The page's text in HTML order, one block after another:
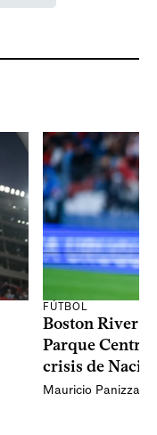
FÚTBOL
Boston River
Parque
crisis de
Mauricio Panizza